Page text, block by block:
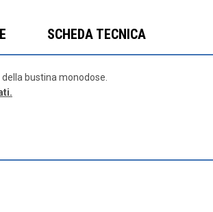
SCHEDA TECNICA
bustina monodose.